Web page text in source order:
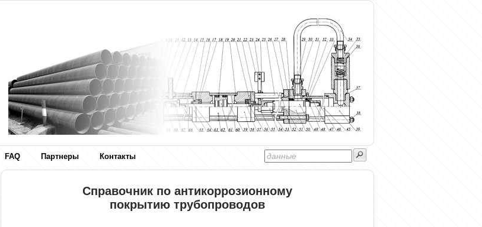
FAQ Партнеры Контакты
Справочник по антикоррозионному
покрытию трубопроводов